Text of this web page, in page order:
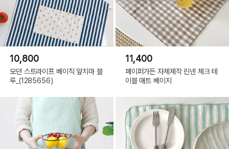
10,800
모던 스트라이프 베이직 앞치마 블
루_(1285656)
11,400
페이퍼가든 자체제작 린넨 체크 테
이블 매트 베이지